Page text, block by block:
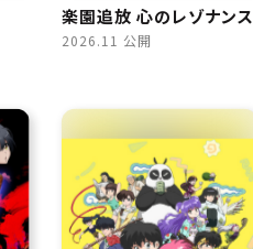
楽園追放 心のレゾナンス
2026.11 公開